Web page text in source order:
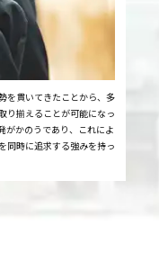
を貫いてきたことから、多
り揃えることが可能になっ
がかのうであり、これによ
同時に追求する強みを持っ